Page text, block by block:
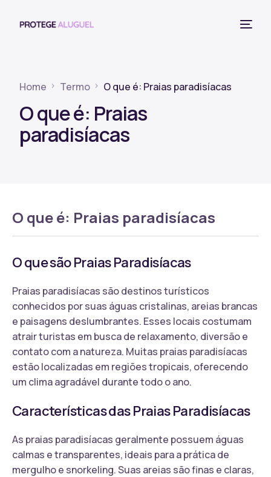
Home Termo O que é: Praias paradisíacas
O que é: Praias
paradisíacas
O que é: Praias paradisíacas
O que são Praias Paradisíacas
Praias paradisíacas são destinos turísticos
conhecidos por suas águas cristalinas, areias brancas
e paisagens deslumbrantes. Esses locais costumam
atrair turistas em busca de relaxamento, diversão e
contato com a natureza. Muitas praias paradisíacas
estão localizadas em regiões tropicais, oferecendo
um clima agradável durante todo o ano.
Características das Praias Paradisíacas
As praias paradisíacas geralmente possuem águas
calmas e transparentes, ideais para a prática de
mergulho e snorkeling. Suas areias são finas e claras,